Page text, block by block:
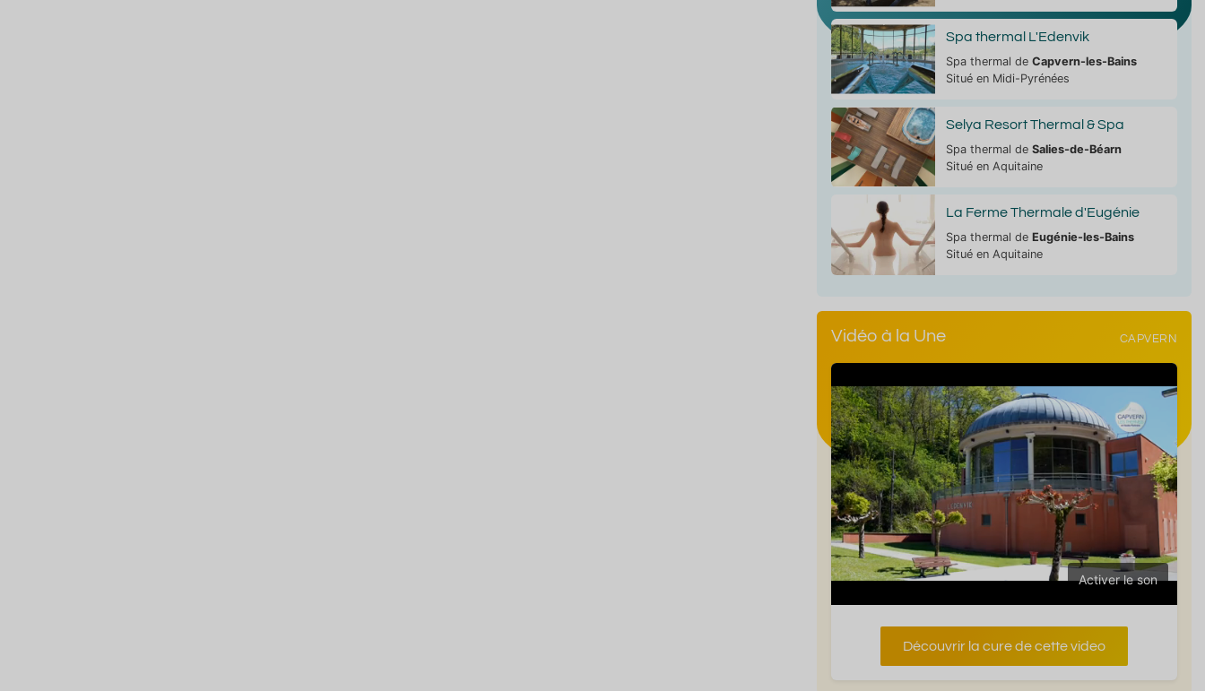
Spa thermal L'Edenvik
Spa thermal de Capvern-les-Bains
Situé en Midi-Pyrénées
Selya Resort Thermal & Spa
Spa thermal de Salies-de-Béarn
Situé en Aquitaine
La Ferme Thermale d'Eugénie
Spa thermal de Eugénie-les-Bains
Situé en Aquitaine
Vidéo à la Une CAPVERN
Activer le son
Découvrir la cure de cette video